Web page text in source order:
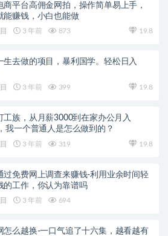
商平台高佣金网拍，操作简单易上手，
能赚钱，小白也能做
3 年前 873 19.8
生去做的项目，暴利国学。轻松日入
3 年前 399 19.8
工族，从月薪3000到在家办公月入
我一个普通人是怎么做到的？
3 年前 319 19.8
过免费网上调查来赚钱-利用业余时间轻
的工作，你认为靠谱吗
3 年前 694
怎么越换-一口气追了十六集，越看越有